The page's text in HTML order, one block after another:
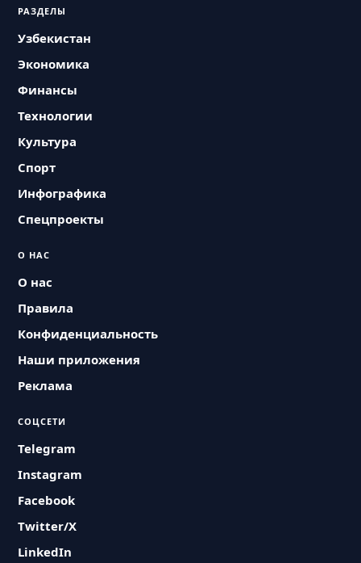
РАЗДЕЛЫ
Узбекистан
Экономика
Финансы
Технологии
Культура
Спорт
Инфографика
Спецпроекты
О НАС
О нас
Правила
Конфиденциальность
Наши приложения
Реклама
СОЦСЕТИ
Telegram
Instagram
Facebook
Twitter/X
LinkedIn